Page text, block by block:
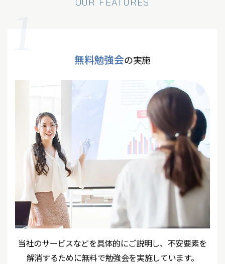
無料勉強会の実施
当社のサービスなどを具体的にご説明し、 不安要素を
解消するために無料で勉強会を実施しています。